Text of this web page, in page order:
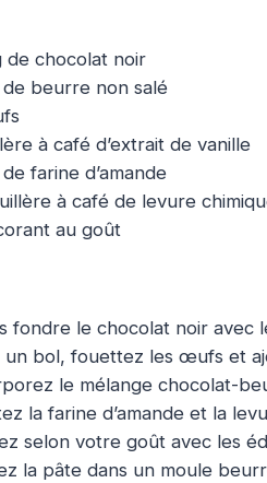
de chocolat noir
de beurre non salé
à café d’extrait de vanille
farine d’amande
à café de levure
au goût
fondre le chocolat noir avec
un bol, fouettez les œufs et
le mélange chocolat-
la farine d’amande et la
selon votre goût avec les
la pâte dans un moule